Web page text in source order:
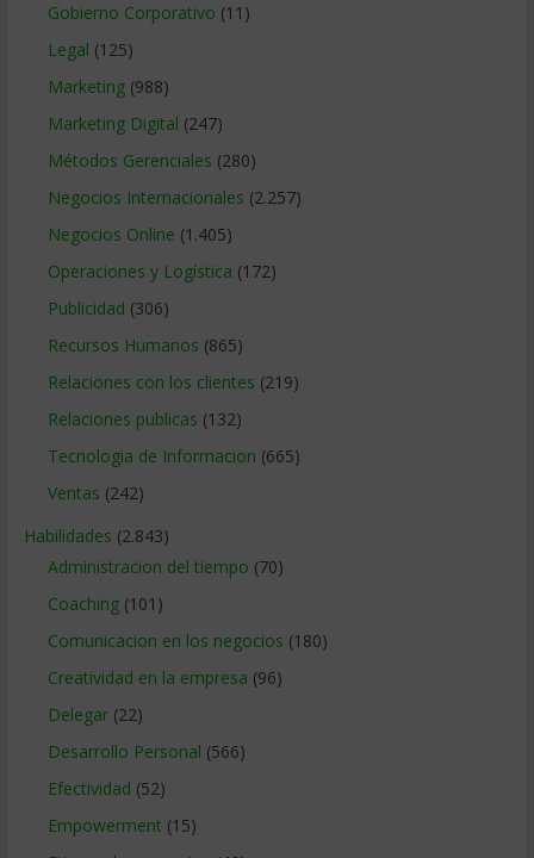
Gobierno Corporativo (11)
Legal (125)
Marketing(988)
Marketing Digital (247)
Métodos Gerenciales (280)
Negocios Internacionales (2.257)
Negocios Online (1.405)
Operaciones y Logística (172)
Publicidad (306)
Recursos Humanos (865)
Relaciones con los clientes (219)
Relaciones publicas (132)
Tecnologia de Informacion (665)
Ventas (242)
Habilidades (2.843)
Administracion del tiempo (70)
Coaching(101)
Comunicacion en los negocios (180)
Creatividad en la empresa (96)
Delegar(22)
Desarrollo Personal (566)
Efectividad (52)
Empowerment (15)